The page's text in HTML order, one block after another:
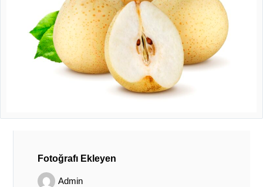
Fotoğrafı Ekleyen
Admin